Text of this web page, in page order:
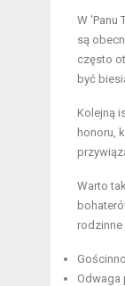
W 'Panu
są
często
być
Kolejną
honoru,
Warto
Odwaga